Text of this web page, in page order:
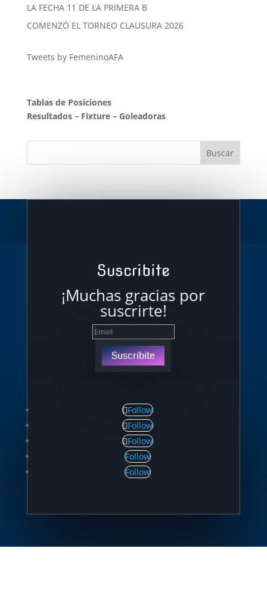
LA FECHA 11 DE LA PRIMERA B
COMENZÓ EL TORNEO CLAUSURA 2026
Tweets by FemeninoAFA
Tablas de Posiciones
Resultados– Fixture– Goleadoras
Suscribite
¡Muchas gracias por
suscrirte!
Suscribite
Follow
Follow
Follow
Follow
Follow